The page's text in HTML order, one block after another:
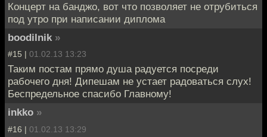
Концерт на банджо, вот что позволяет не отрубиться
под утро при написании диплома
boodilnik »
#15 | 01.02.13 13:23
Таким постам прямо душа радуется посреди
рабочего дня! Дипешам не устает радоваться слух!
Беспредельное спасибо Главному!
inkko »
#16 | 01.02.13 13:29